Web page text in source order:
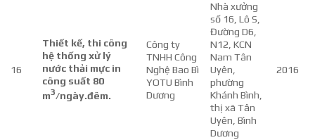
16
Thiết kế, thi công
hệ thống xử lý
nước thải mực in
công suất 80
m3/ngày.đêm.
Công ty
TNHH Công
Nghệ Bao Bì
YOTU Bình
Dương
Nhà xưởng
số 16, Lô S,
Đường D6,
N12, KCN
Nam Tân
Uyên,
phường
Khánh Bình,
thị xã Tân
Uyên, Bình
Dương
2016